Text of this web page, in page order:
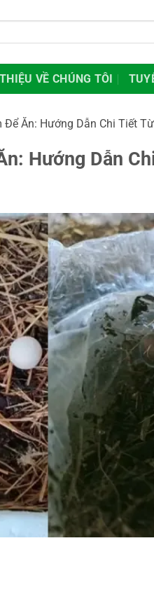
VỀ CHÚNG TÔI
Để Ăn: Hướng Dẫn Chi Tiết
Hướng Dẫn